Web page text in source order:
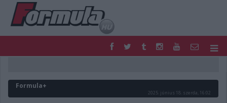
FORMULA
MOTOR
Formula+
2025. június 18. szerda, 16:02